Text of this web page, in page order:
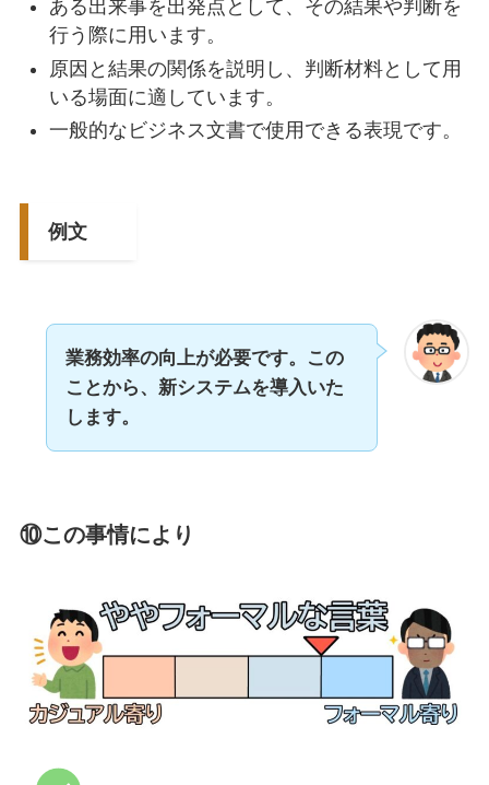
ある出来事を出発点として、その結果や判断を
行う際に用います。
原因と結果の関係を説明し、判断材料として用
いる場面に適しています。
一般的なビジネス文書で使用できる表現です。
例文
業務効率の向上が必要です。この
ことから、新システムを導入いた
します。
⑩この事情により